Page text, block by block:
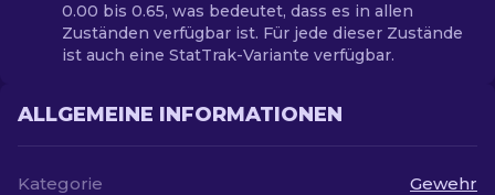
0.00 bis 0.65, was bedeutet, dass es in allen
Zuständen verfügbar ist. Für jede dieser Zustände
ist auch eine StatTrak-Variante verfügbar.
ALLGEMEINE INFORMATIONEN
Kategorie
Gewehr